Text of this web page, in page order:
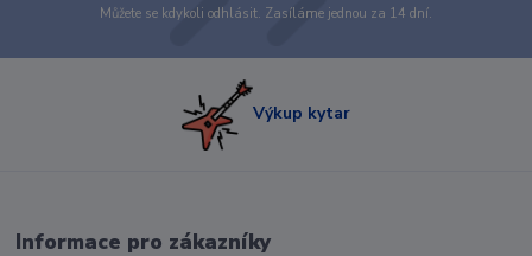
Můžete se kdykoli odhlásit. Zasíláme jednou za 14 dní.
Výkup kytar
Informace pro zákazníky